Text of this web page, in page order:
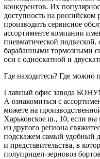
конкурентов. Их
доступность на российском
производить сервисное
ассортименте компании
пневматической
барабанными тормозными
оси с односкатной и
Где находитесь? Где можно
Главный офис завода
А ознакомиться с
можете на
Харьковское ш., 10, если вы
из другого региона
подскажем самый
и представительства, в
полуприцеп-зерновоз